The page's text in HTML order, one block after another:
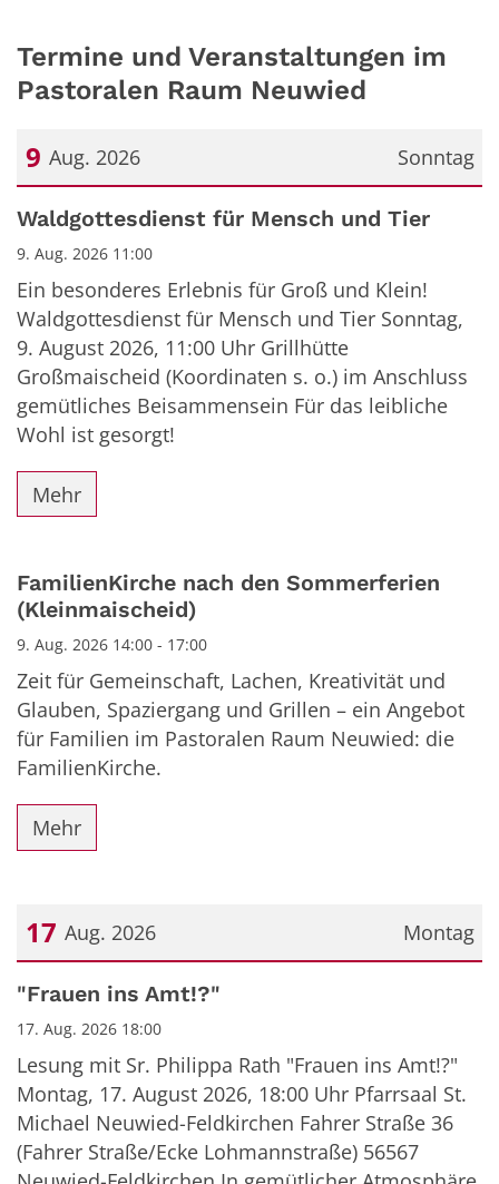
Termine und Veranstaltungen im
Pastoralen Raum Neuwied
Sonntag
9 Aug. 2026
Datum: 9. August 2026
Waldgottesdienst für Mensch und Tier
9. Aug. 2026 11:00
Ein besonderes Erlebnis für Groß und Klein!
Waldgottesdienst für Mensch und Tier Sonntag,
9. August 2026, 11:00 Uhr Grillhütte
Großmaischeid (Koordinaten s. o.) im Anschluss
gemütliches Beisammensein Für das leibliche
Wohl ist gesorgt!
Mehr
FamilienKirche nach den Sommerferien
(Kleinmaischeid)
9. Aug. 2026 14:00 - 17:00
Zeit für Gemeinschaft, Lachen, Kreativität und
Glauben, Spaziergang und Grillen – ein Angebot
für Familien im Pastoralen Raum Neuwied: die
FamilienKirche.
Mehr
Montag
17 Aug. 2026
Datum: 17. August 2026
"Frauen ins Amt!?"
17. Aug. 2026 18:00
Lesung mit Sr. Philippa Rath "Frauen ins Amt!?"
Montag, 17. August 2026, 18:00 Uhr Pfarrsaal St.
Michael Neuwied-Feldkirchen Fahrer Straße 36
(Fahrer Straße/Ecke Lohmannstraße) 56567